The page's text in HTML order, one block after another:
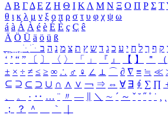
Α Β ΓΔ Ε Ζ Η Θ Ι ΚΛ Μ Ν Ξ Ο Π Ρ Σ Τ
θ ι κ λ μ ν ξ ο π ρ σ τ υ φ χ ψ ω
á à Á À é è É È ç Ç ê
Ä Ö Ü ä ö ü ß
ִֶֹ ֻּ ׁׂ ק ף ך ל ח י ע כ ג ד ש ץ ת צ מ נ ה ב
‘ ’ “ ” 〔 〕 〈 〉 「 」 『 』 【 】 ＂ （
± × ÷ ≠ ≤ ≥ ∞ ∴ ♂ ♀ ∠ ⊥ ⌒ ∂ ∇ ≡ ≒ ≪
⊆ ⊇ ⊂ ⊃ ∪ ∩ ∧ ∨ ￢ ⇒ ⇔ ∀ ∃ ∮ ∑ ∏
、
。 · ‥ … ¨ 〃 ― ＼ ∼ ´ ～ ˇ ˘ ˝ ˚ ˙ ¸
；
？ ＾ ｀